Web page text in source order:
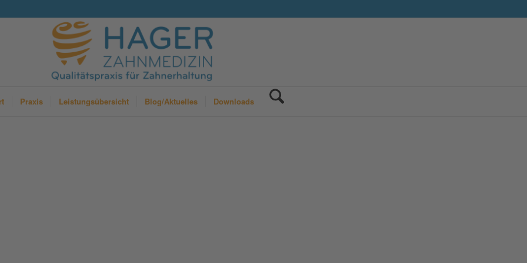
Praxis Leistungsübersicht Blog/Aktuelles Downloads